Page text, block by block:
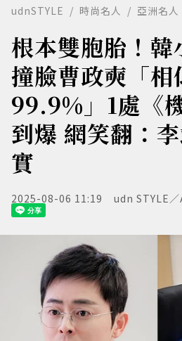
udnSTYLE 時尚名人 亞洲名人
根本雙胞胎！韓
撞臉曹政奭「相
99.9%」1處《
到爆 網笑翻：
實
2025-08-06 11:19 udn STYLE